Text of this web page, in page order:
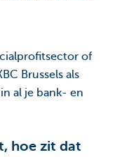
of
Brussels als
al je bank- en
hoe zit dat